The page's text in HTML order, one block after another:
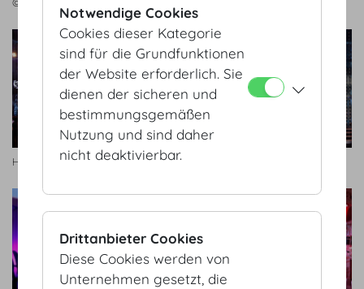
Habegger
Notwendige Cookies
Cookies dieser Kategorie
sind für die Grundfunktionen
der Website erforderlich. Sie
dienen der sicheren und
bestimmungsgemäßen
Nutzung und sind daher
nicht deaktivierbar.
Drittanbieter Cookies
Diese Cookies werden von
Unternehmen gesetzt, die